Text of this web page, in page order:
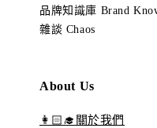
品牌知識庫 Brand
雜談 Chaos
About Us
👩🏻‍🎓關於我們